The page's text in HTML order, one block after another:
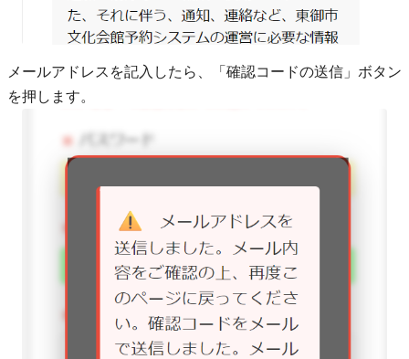
メールアドレスを記入したら、「確認コードの送信」ボタン
を押します。